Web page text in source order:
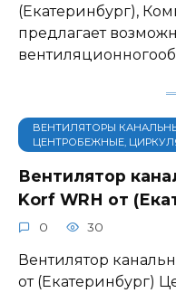
(Екатеринбург),
предлагает
ВЕНТИЛЯТОРЫ
ЦЕНТРОБЕЖНЫЕ,
Вентилятор
Korf WRН от
0 30
Вентилятор
от (Екатеринбург)